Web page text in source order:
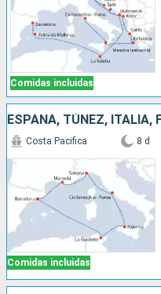
Comidas incluidas
ESPAÑA, TÚNEZ, ITALIA,
Comidas incluidas
Costa Pacifica 8 d